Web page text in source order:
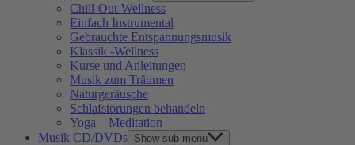
Chill-Out-Wellness
Einfach Instrumental
Gebrauchte Entspannungsmusik
Klassik -Wellness
Kurse und Anleitungen
Musik zum Träumen
Naturgeräusche
Schlafstörungen behandeln
Yoga – Meditation
Musik CD/DVDs Show sub menu